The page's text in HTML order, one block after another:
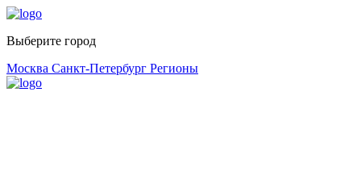
Выберите город
Москва Санкт-Петербург Регионы